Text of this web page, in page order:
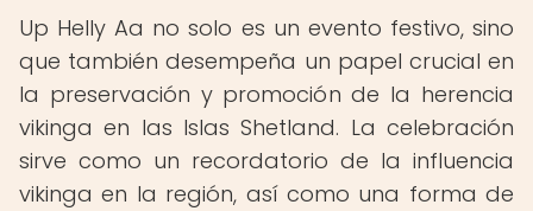
Up Helly Aa no solo es un evento festivo, sino
que también desempeña un papel crucial en
la preservación y promoción de la herencia
vikinga en las Islas Shetland. La celebración
sirve como un recordatorio de la influencia
vikinga en la región, así como una forma de